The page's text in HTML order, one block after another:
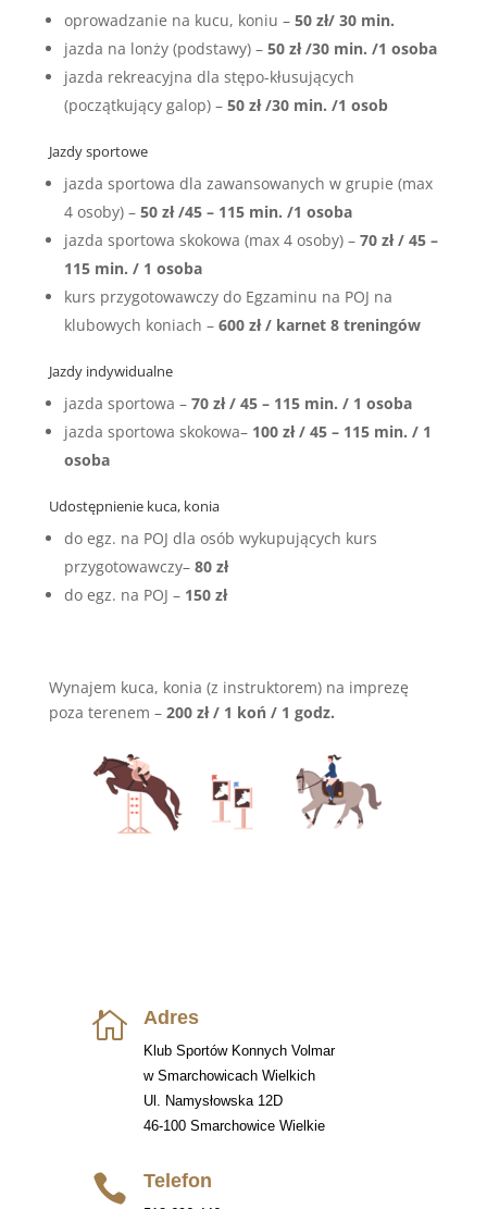
oprowadzanie na kucu, koniu – 50 zł/ 30 min.
jazda na lonży (podstawy) – 50 zł /30 min. /1 osoba
jazda rekreacyjna dla stępo-kłusujących
(początkujący galop) – 50 zł /30 min. /1 osob
Jazdy sportowe
jazda sportowa dla zawansowanych w grupie (max
4 osoby) – 50 zł /45 – 115 min. /1 osoba
jazda sportowa skokowa (max 4 osoby) – 70 zł / 45 –
115 min. / 1 osoba
kurs przygotowawczy do Egzaminu na POJ na
klubowych koniach – 600 zł / karnet 8 treningów
Jazdy indywidualne
jazda sportowa – 70 zł / 45 – 115 min. / 1 osoba
jazda sportowa skokowa– 100 zł / 45 – 115 min. / 1
osoba
Udostępnienie kuca, konia
do egz. na POJ dla osób wykupujących kurs
przygotowawczy– 80 zł
do egz. na POJ – 150 zł
Wynajem kuca, konia (z instruktorem) na imprezę
poza terenem – 200 zł / 1 koń / 1 godz.
 Adres
Klub Sportów Konnych Volmar
w Smarchowicach Wielkich
Ul. Namysłowska 12D
46-100 Smarchowice Wielkie
 Telefon